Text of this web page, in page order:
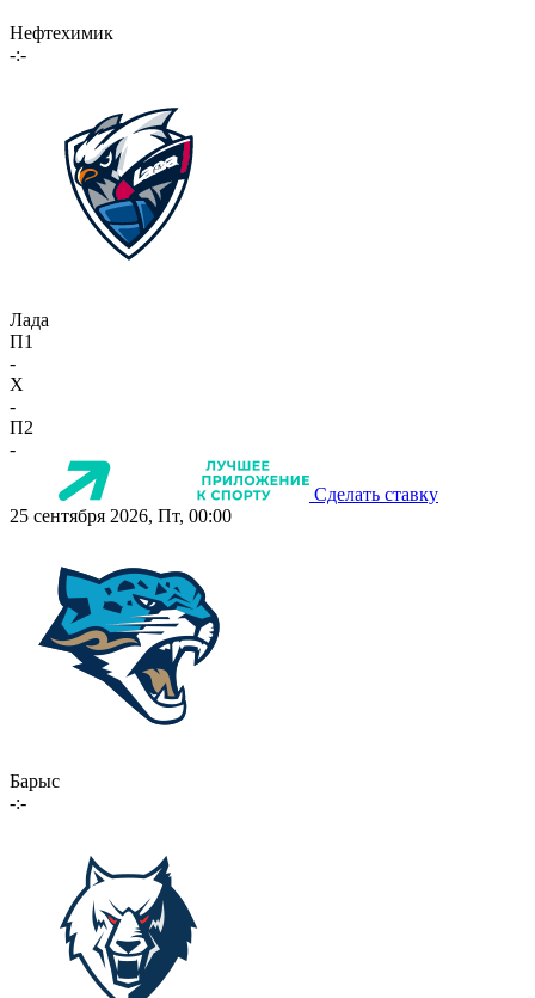
Нефтехимик
-:-
Лада
П1
-
X
-
П2
-
Сделать ставку
25 сентября 2026, Пт, 00:00
Барыс
-:-